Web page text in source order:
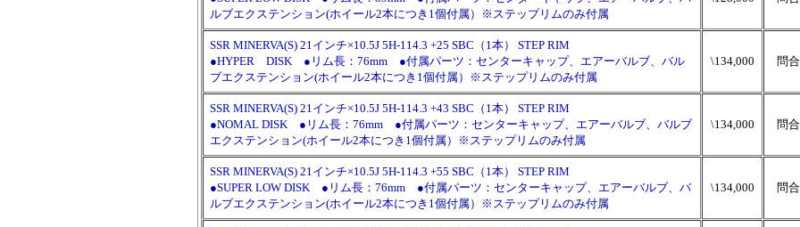
ルブエクステンション(ホイール2本につき1個付属）※ステップリムのみ付属
SSR MINERVA(S) 21インチ×10.5J 5H-114.3 +25 SBC（1本） STEP RIM
●HYPER DISK ●リム長：76mm ●付属パーツ：センターキャップ、エアーバルブ、バル
ブエクステンション(ホイール2本につき1個付属）※ステップリムのみ付属
\134,000 問
SSR MINERVA(S) 21インチ×10.5J 5H-114.3 +43 SBC（1本） STEP RIM
●NOMAL DISK ●リム長：76mm ●付属パーツ：センターキャップ、エアーバルブ、バルブ
エクステンション(ホイール2本につき1個付属）※ステップリムのみ付属
\134,000 問
SSR MINERVA(S) 21インチ×10.5J 5H-114.3 +55 SBC（1本） STEP RIM
●SUPER LOW DISK ●リム長：76mm ●付属パーツ：センターキャップ、エアーバルブ、バ
ルブエクステンション(ホイール2本につき1個付属）※ステップリムのみ付属
\134,000 問